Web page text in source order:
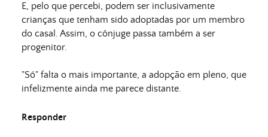
E, pelo que percebi, podem ser inclusivamente
crianças que tenham sido adoptadas por um membro
do casal. Assim, o cônjuge passa também a ser
progenitor.
"Só" falta o mais importante, a adopção em pleno, que
infelizmente ainda me parece distante.
Responder